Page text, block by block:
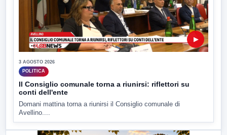
▶
3 AGOSTO 2026
POLITICA
Il Consiglio comunale torna a riunirsi: riflettori su
conti dell'ente
Domani mattina torna a riunirsi il Consiglio comunale di
Avellino....